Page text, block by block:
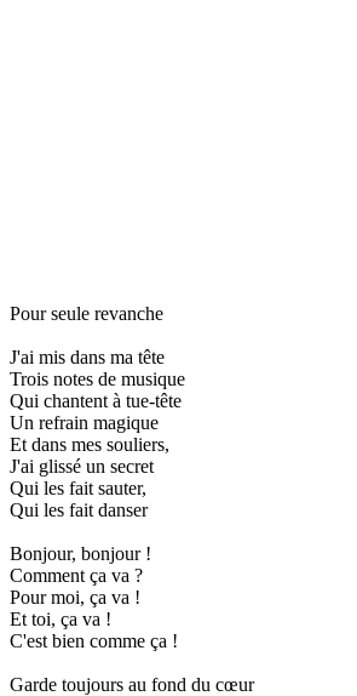
Pour seule revanche
J'ai mis dans ma tête
Trois notes de musique
Qui chantent à tue-tête
Un refrain magique
Et dans mes souliers,
J'ai glissé un secret
Qui les fait sauter,
Qui les fait danser
Bonjour, bonjour !
Comment ça va ?
Pour moi, ça va !
Et toi, ça va !
C'est bien comme ça !
Garde toujours au fond du cœur